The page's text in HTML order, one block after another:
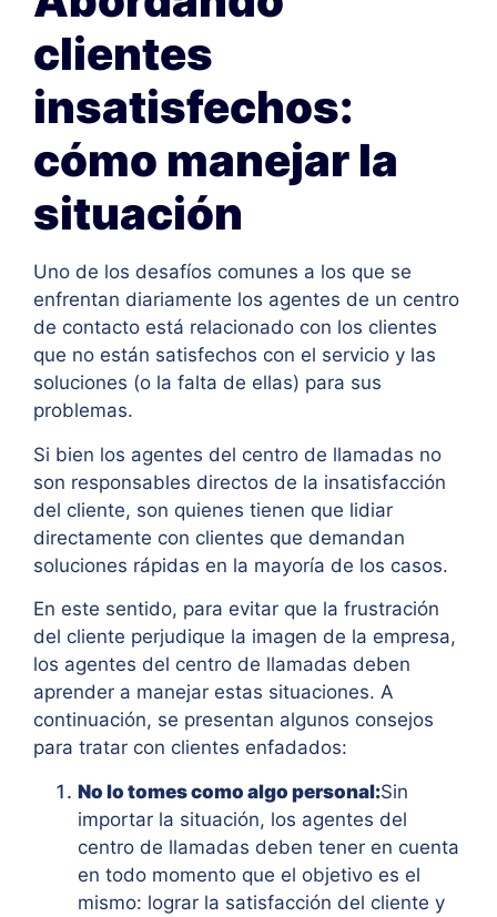
clientes
insatisfechos:
cómo manejar la
situación
Uno de los desafíos comunes a los que se
enfrentan diariamente los agentes de un centro
de contacto está relacionado con los clientes
que no están satisfechos con el servicio y las
soluciones (o la falta de ellas) para sus
problemas.
Si bien los agentes del centro de llamadas no
son responsables directos de la insatisfacción
del cliente, son quienes tienen que lidiar
directamente con clientes que demandan
soluciones rápidas en la mayoría de los casos.
En este sentido, para evitar que la frustración
del cliente perjudique la imagen de la empresa,
los agentes del centro de llamadas deben
aprender a manejar estas situaciones. A
continuación, se presentan algunos consejos
para tratar con clientes enfadados:
No lo tomes como algo personal:Sin
importar la situación, los agentes del
centro de llamadas deben tener en cuenta
en todo momento que el objetivo es el
mismo: lograr la satisfacción del cliente y